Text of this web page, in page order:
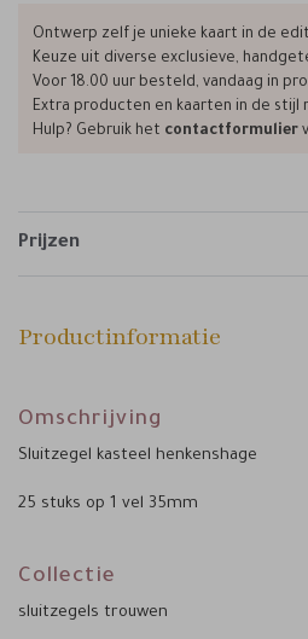
Ontwerp zelf je unieke kaart in de
Keuze uit diverse exclusieve,
Voor 18.00 uur besteld, vandaag in
Extra producten en kaarten in de stijl
Hulp? Gebruik het contactformulier
Prijzen
Productinformatie
Omschrijving
Sluitzegel kasteel henkenshage
25 stuks op 1 vel 35mm
Collectie
sluitzegels trouwen